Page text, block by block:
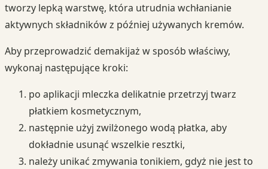
tworzy lepką warstwę, która utrudnia wchłanianie
aktywnych składników z później używanych kremów.
Aby przeprowadzić demakijaż w sposób właściwy,
wykonaj następujące kroki:
po aplikacji mleczka delikatnie przetrzyj twarz
płatkiem kosmetycznym,
następnie użyj zwilżonego wodą płatka, aby
dokładnie usunąć wszelkie resztki,
należy unikać zmywania tonikiem, gdyż nie jest to